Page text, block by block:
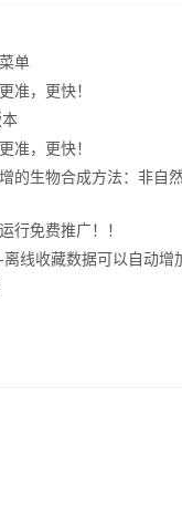
单
准，更快！
准，更快！
的生物合成方法：非自
行免费推广！！
线收藏数据可以自动增